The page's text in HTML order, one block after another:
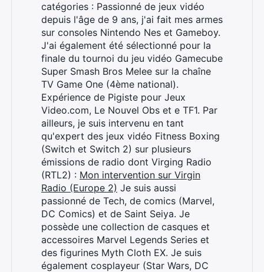
catégories : Passionné de jeux vidéo
depuis l'âge de 9 ans, j'ai fait mes armes
sur consoles Nintendo Nes et Gameboy.
J'ai également été sélectionné pour la
finale du tournoi du jeu vidéo Gamecube
Super Smash Bros Melee sur la chaîne
TV Game One (4ème national).
Expérience de Pigiste pour Jeux
Video.com, Le Nouvel Obs et e TF1. Par
ailleurs, je suis intervenu en tant
qu'expert des jeux vidéo Fitness Boxing
(Switch et Switch 2) sur plusieurs
émissions de radio dont Virging Radio
(RTL2) : Mon intervention sur Virgin
Radio (Europe 2) Je suis aussi
passionné de Tech, de comics (Marvel,
DC Comics) et de Saint Seiya. Je
possède une collection de casques et
accessoires Marvel Legends Series et
des figurines Myth Cloth EX. Je suis
également cosplayeur (Star Wars, DC